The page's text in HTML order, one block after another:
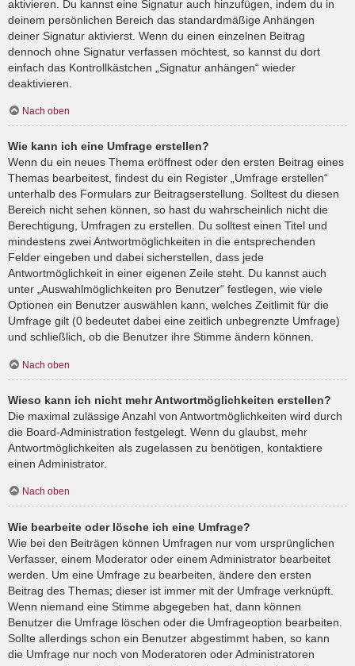
aktivieren. Du kannst eine Signatur auch hinzufügen, indem du in
deinem persönlichen Bereich das standardmäßige Anhängen
deiner Signatur aktivierst. Wenn du einen einzelnen Beitrag
dennoch ohne Signatur verfassen möchtest, so kannst du dort
einfach das Kontrollkästchen „Signatur anhängen“ wieder
deaktivieren.
Nach oben
Wie kann ich eine Umfrage erstellen?
Wenn du ein neues Thema eröffnest oder den ersten Beitrag eines
Themas bearbeitest, findest du ein Register „Umfrage erstellen“
unterhalb des Formulars zur Beitragserstellung. Solltest du diesen
Bereich nicht sehen können, so hast du wahrscheinlich nicht die
Berechtigung, Umfragen zu erstellen. Du solltest einen Titel und
mindestens zwei Antwortmöglichkeiten in die entsprechenden
Felder eingeben und dabei sicherstellen, dass jede
Antwortmöglichkeit in einer eigenen Zeile steht. Du kannst auch
unter „Auswahlmöglichkeiten pro Benutzer“ festlegen, wie viele
Optionen ein Benutzer auswählen kann, welches Zeitlimit für die
Umfrage gilt (0 bedeutet dabei eine zeitlich unbegrenzte Umfrage)
und schließlich, ob die Benutzer ihre Stimme ändern können.
Nach oben
Wieso kann ich nicht mehr Antwortmöglichkeiten erstellen?
Die maximal zulässige Anzahl von Antwortmöglichkeiten wird durch
die Board-Administration festgelegt. Wenn du glaubst, mehr
Antwortmöglichkeiten als zugelassen zu benötigen, kontaktiere
einen Administrator.
Nach oben
Wie bearbeite oder lösche ich eine Umfrage?
Wie bei den Beiträgen können Umfragen nur vom ursprünglichen
Verfasser, einem Moderator oder einem Administrator bearbeitet
werden. Um eine Umfrage zu bearbeiten, ändere den ersten
Beitrag des Themas; dieser ist immer mit der Umfrage verknüpft.
Wenn niemand eine Stimme abgegeben hat, dann können
Benutzer die Umfrage löschen oder die Umfrageoption bearbeiten.
Sollte allerdings schon ein Benutzer abgestimmt haben, so kann
die Umfrage nur noch von Moderatoren oder Administratoren